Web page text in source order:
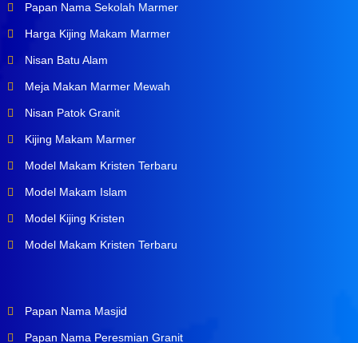
Papan Nama Sekolah Marmer
Harga Kijing Makam Marmer
Nisan Batu Alam
Meja Makan Marmer Mewah
Nisan Patok Granit
Kijing Makam Marmer
Model Makam Kristen Terbaru
Model Makam Islam
Model Kijing Kristen
Model Makam Kristen Terbaru
Papan Nama Masjid
Papan Nama Peresmian Granit